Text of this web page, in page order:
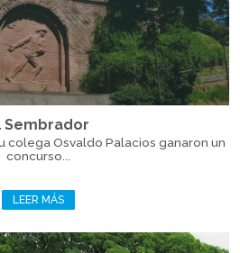
Sembrador
colega Osvaldo Palacios ganaron un
concurso...
LEER MÁS